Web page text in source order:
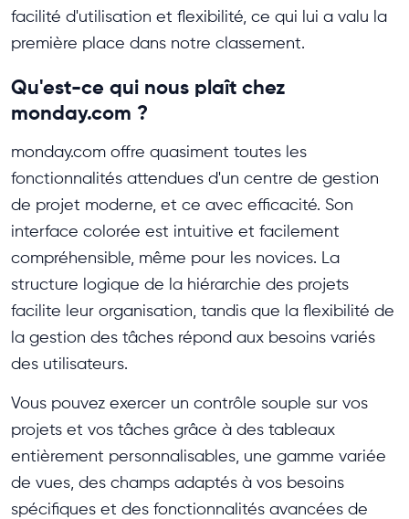
facilité d'utilisation et flexibilité, ce qui lui a valu la
première place dans notre classement.
Qu'est-ce qui nous plaît chez
monday.com ?
monday.com offre quasiment toutes les
fonctionnalités attendues d'un centre de gestion
de projet moderne, et ce avec efficacité. Son
interface colorée est intuitive et facilement
compréhensible, même pour les novices. La
structure logique de la hiérarchie des projets
facilite leur organisation, tandis que la flexibilité de
la gestion des tâches répond aux besoins variés
des utilisateurs.
Vous pouvez exercer un contrôle souple sur vos
projets et vos tâches grâce à des tableaux
entièrement personnalisables, une gamme variée
de vues, des champs adaptés à vos besoins
spécifiques et des fonctionnalités avancées de